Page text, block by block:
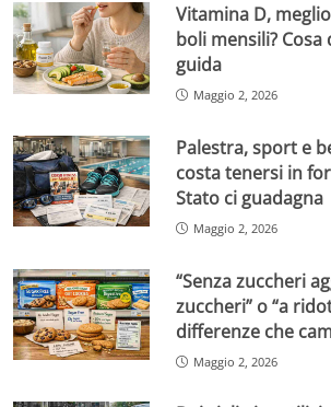
Vitamina D,
boli mensili?
guida
Maggio 2, 2026
Palestra, sport e
costa tenersi in
Stato ci guadagna
Maggio 2, 2026
“Senza zuccheri
zuccheri” o “a
differenze che
Maggio 2, 2026